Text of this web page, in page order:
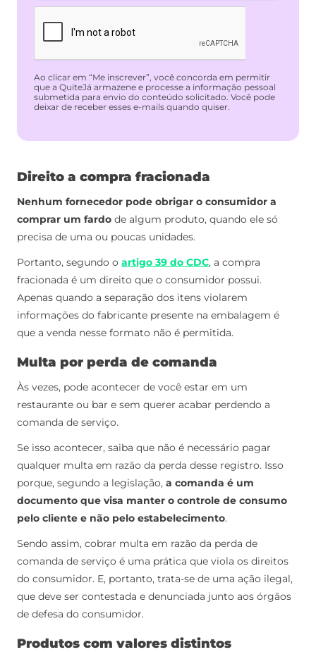
Ao clicar em “Me inscrever”, você concorda em permitir
que a QuiteJá armazene e processe a informação pessoal
submetida para envio do conteúdo solicitado. Você pode
deixar de receber esses e-mails quando quiser.
Direito a compra fracionada
Nenhum fornecedor pode obrigar o consumidor a
comprar um fardo de algum produto, quando ele só
precisa de uma ou poucas unidades.
Portanto, segundo o artigo 39 do CDC, a compra
fracionada é um direito que o consumidor possui.
Apenas quando a separação dos itens violarem
informações do fabricante presente na embalagem é
que a venda nesse formato não é permitida.
Multa por perda de comanda
Às vezes, pode acontecer de você estar em um
restaurante ou bar e sem querer acabar perdendo a
comanda de serviço.
Se isso acontecer, saiba que não é necessário pagar
qualquer multa em razão da perda desse registro. Isso
porque, segundo a legislação, a comanda é um
documento que visa manter o controle de consumo
pelo cliente e não pelo estabelecimento.
Sendo assim, cobrar multa em razão da perda de
comanda de serviço é uma prática que viola os direitos
do consumidor. E, portanto, trata-se de uma ação ilegal,
que deve ser contestada e denunciada junto aos órgãos
de defesa do consumidor.
Produtos com valores distintos